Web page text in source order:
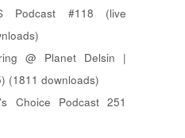
Podcast #118 (live
@ Planet Delsin |
(1811 downloads)
Choice Podcast 251